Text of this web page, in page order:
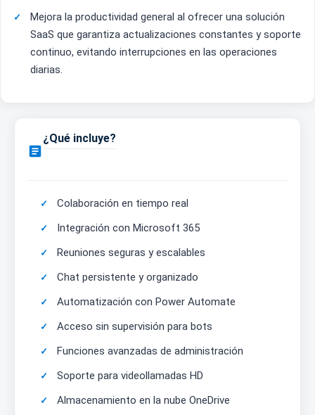
Mejora la productividad general al ofrecer una solución
SaaS que garantiza actualizaciones constantes y soporte
continuo, evitando interrupciones en las operaciones
diarias.

¿Qué incluye?
Colaboración en tiempo real
Integración con Microsoft 365
Reuniones seguras y escalables
Chat persistente y organizado
Automatización con Power Automate
Acceso sin supervisión para bots
Funciones avanzadas de administración
Soporte para videollamadas HD
Almacenamiento en la nube OneDrive